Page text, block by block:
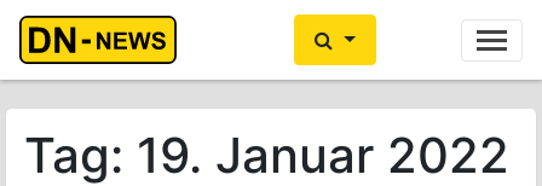
Ihre Anzeige hier? Jetzt informieren
Tag: 19. Januar 2022